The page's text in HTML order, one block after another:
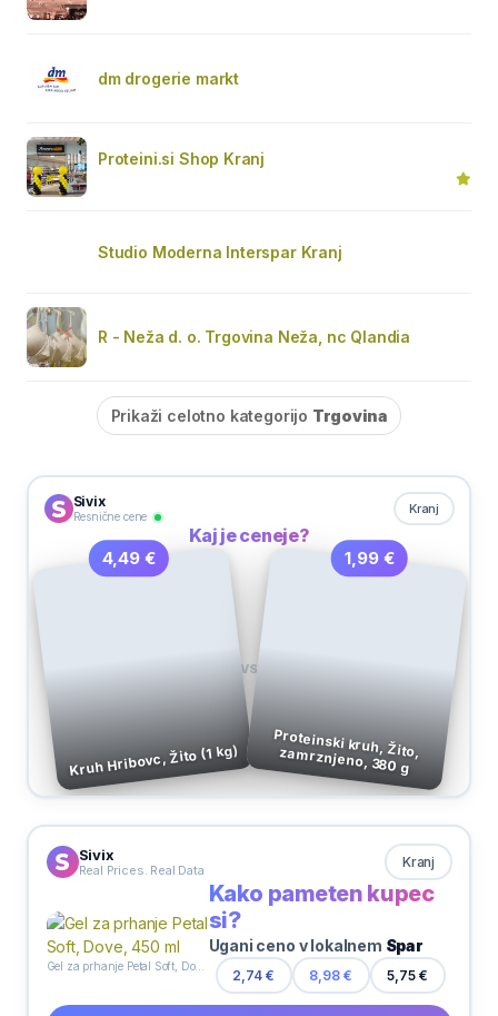
dm drogerie markt
Proteini.si Shop Kranj
Studio Moderna Interspar Kranj
R - Neža d. o. Trgovina Neža, nc Qlandia
Prikaži celotno kategorijo Trgovina
Sivix
Resnične cene
Kranj
Kaj je ceneje?
4,49 €
Kruh Hribovc, Žito (1 kg)
VS
1,99 €
Proteinski kruh, Žito, zamrznjeno, 380 g
Sivix
Real Prices. Real Data Kranj
Gel za prhanje Petal Soft, Dove, 450 ml
Kako pameten kupec
si?
Ugani ceno v lokalnem Spar
2,74 € 8,98 € 5,75 €